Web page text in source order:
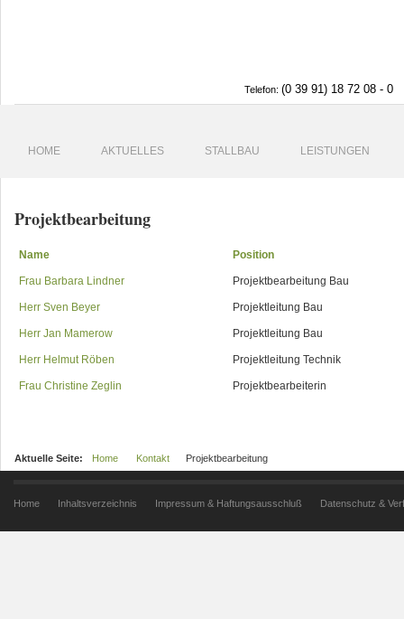
Telefon: (0 39 91) 18 72 08 - 0
HOME AKTUELLES STALLBAU LEISTUNGEN
Projektbearbeitung
Name Position
Frau Barbara Lindner Projektbearbeitung Bau
Herr Sven Beyer Projektleitung Bau
Herr Jan Mamerow Projektleitung Bau
Herr Helmut Röben Projektleitung Technik
Frau Christine Zeglin Projektbearbeiterin
Aktuelle Seite: Home Kontakt Projektbearbeitung
Home Inhaltsverzeichnis Impressum & Haftungsausschluß Datenschutz &